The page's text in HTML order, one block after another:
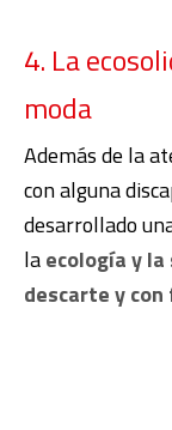
4. La
moda
Además de la
con alguna
desarrollado
laecología y
descarte y